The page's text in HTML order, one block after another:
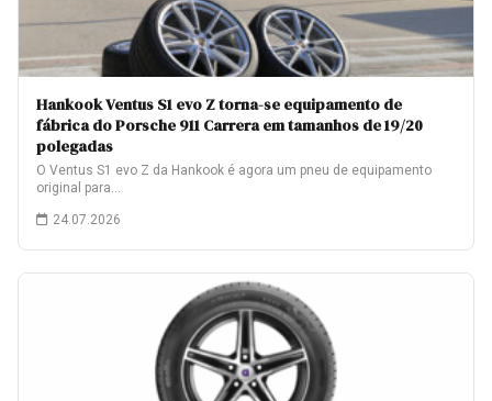
Hankook Ventus S1 evo Z torna-se equipamento de
fábrica do Porsche 911 Carrera em tamanhos de 19/20
polegadas
O Ventus S1 evo Z da Hankook é agora um pneu de equipamento
original para…
24.07.2026